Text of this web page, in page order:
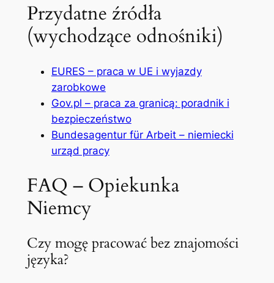
Przydatne źródła
(wychodzące odnośniki)
EURES – praca w UE i wyjazdy
zarobkowe
Gov.pl – praca za granicą: poradnik i
bezpieczeństwo
Bundesagentur für Arbeit – niemiecki
urząd pracy
FAQ – Opiekunka
Niemcy
Czy mogę pracować bez znajomości
języka?